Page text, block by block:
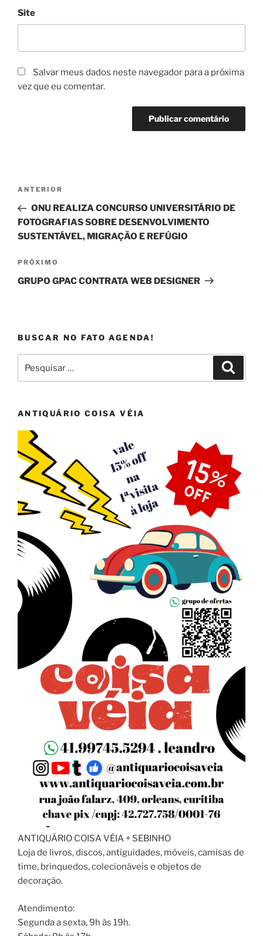
Site
Salvar meus dados neste navegador para a próxima
vez que eu comentar.
Navegação
Post
Post
anterior
ANTERIOR
ONU REALIZA CONCURSO UNIVERSITÁRIO DE
FOTOGRAFIAS SOBRE DESENVOLVIMENTO
SUSTENTÁVEL, MIGRAÇÃO E REFÚGIO
Próximo
post
PRÓXIMO
GRUPO GPAC CONTRATA WEB DESIGNER
BUSCAR NO FATO AGENDA!
por:
ANTIQUÁRIO COISA VÉIA
ANTIQUÁRIO COISA VÉIA + SEBINHO
Loja de livros, discos, antiguidades, móveis, camisas de
time, brinquedos, colecionáveis e objetos de
decoração.
Atendimento:
Segunda a sexta, 9h às 19h.